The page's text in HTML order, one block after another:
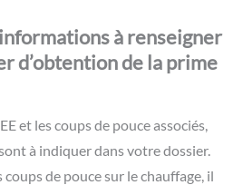
à renseigner
d’obtention de la prime
et les coups de pouce associés,
à indiquer dans votre dossier.
de pouce sur le chauffage, il